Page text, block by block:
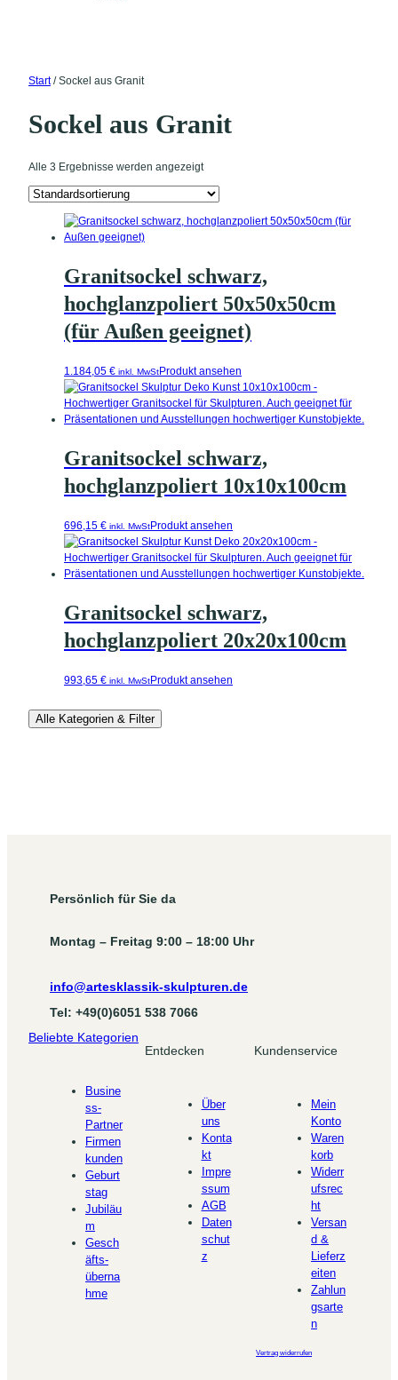
Start/ Sockel aus Granit
Sockel aus Granit
Alle 3 Ergebnisse werden angezeigt
Granitsockel schwarz,
hochglanzpoliert 50x50x50cm
(für Außen geeignet)
1.184,05 € inkl. MwStProdukt ansehen
Granitsockel schwarz,
hochglanzpoliert 10x10x100cm
696,15 € inkl. MwStProdukt ansehen
Granitsockel schwarz,
hochglanzpoliert 20x20x100cm
993,65 € inkl. MwStProdukt ansehen
Alle Kategorien & Filter
Persönlich für Sie da
Montag – Freitag 9:00 – 18:00 Uhr
info@artesklassik-skulpturen.de
Tel: +49(0)6051 538 7066
Beliebte Kategorien
Busine
ss-
Partner
Firmen
kunden
Geburt
stag
Jubiläu
m
Gesch
äfts-
überna
hme
Entdecken
Über
uns
Konta
kt
Impre
ssum
AGB
Daten
schut
z
Kundenservice
Mein
Konto
Waren
korb
Widerr
ufsrec
ht
Versan
d &
Lieferz
eiten
Zahlun
gsarte
n
Vertrag widerrufen